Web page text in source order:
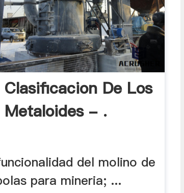
Clasificacion De Los
Metaloides - .
del molino de
para mineria; ...